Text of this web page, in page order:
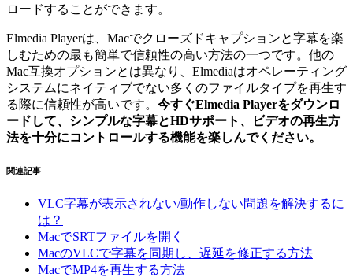
ロードすることができます。
Elmedia Playerは、Macでクローズドキャプションと字幕を楽
しむための最も簡単で信頼性の高い方法の一つです。他の
Mac互換オプションとは異なり、Elmediaはオペレーティング
システムにネイティブでない多くのファイルタイプを再生す
る際に信頼性が高いです。 今すぐElmedia Playerをダウンロ
ードして、シンプルな字幕とHDサポート、ビデオの再生方
法を十分にコントロールする機能を楽しんでください。
関連記事
VLC字幕が表示されない/動作しない問題を解決するに
は？
MacでSRTファイルを開く
MacのVLCで字幕を同期し、遅延を修正する方法
MacでMP4を再生する方法